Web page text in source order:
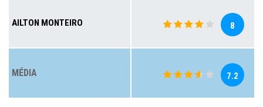
AILTON MONTEIRO 8
MÉDIA 7.2